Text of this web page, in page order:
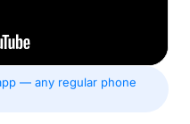
— any regular phone